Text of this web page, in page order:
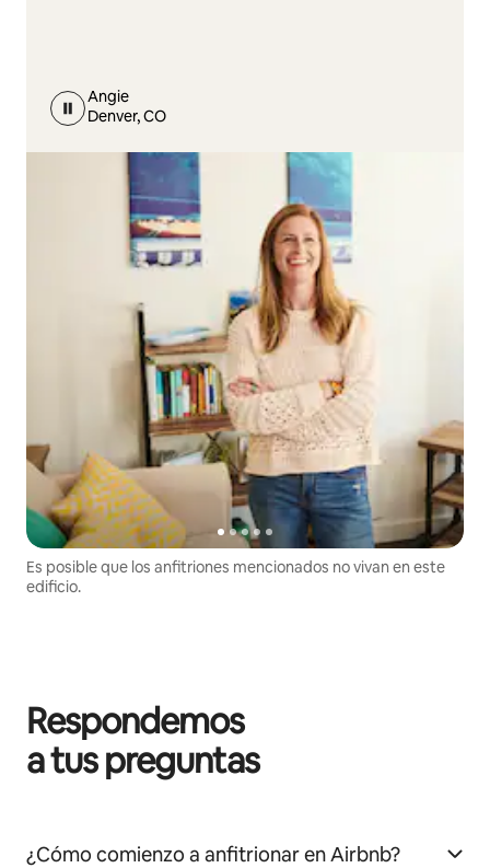
Angie
Denver, CO
Es posible que los anfitriones mencionados no vivan en este
edificio.
Respondemos
a tus preguntas
¿Cómo comienzo a anfitrionar en Airbnb?